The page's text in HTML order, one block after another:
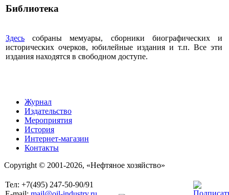
Библиотека
Здесь собраны мемуары, сборники биографических и
исторических очерков, юбилейные издания и т.п. Все эти
издания находятся в свободном доступе.
Журнал
Издательство
Мероприятия
История
Интернет-магазин
Контакты
Copyright © 2001-2026, «Нефтяное хозяйство»
Тел: +7(495) 247-50-90/91